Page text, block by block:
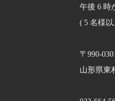
午後 6 時
( 5 名様
〒990-
山形県東